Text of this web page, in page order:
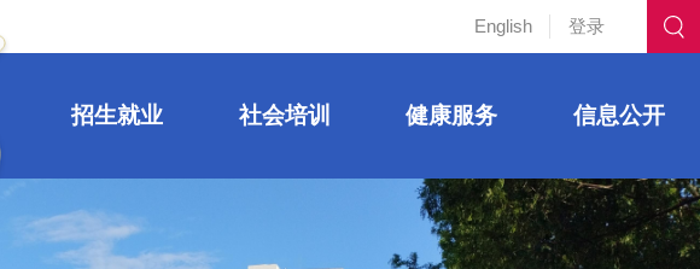
English 登录
招生就业 社会培训 健康服务 信息公开